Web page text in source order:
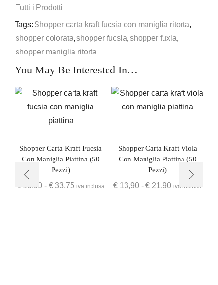
Tutti i Prodotti
Tags: Shopper carta kraft fucsia con maniglia ritorta,
shopper colorata,shopper fucsia,shopper fuxia,
shopper maniglia ritorta
You May Be Interested In…
Shopper Carta Kraft Fucsia
Con Maniglia Piattina (50
Pezzi)
€ 13,90 - € 33,75 iva inclusa
Shopper Carta Kraft Viola
Con Maniglia Piattina (50
Pezzi)
€ 13,90 - € 21,90 iva inclusa